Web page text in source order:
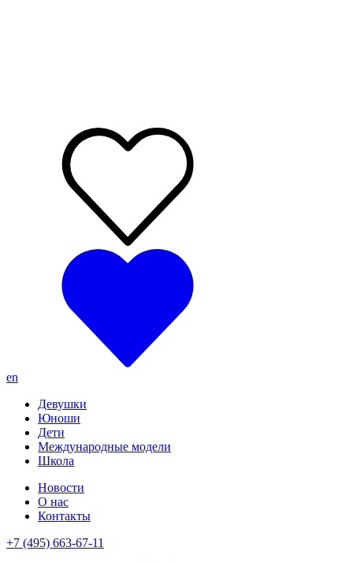
en
Девушки
Юноши
Дети
Международные модели
Школа
Новости
О нас
Контакты
+7 (495) 663-67-11